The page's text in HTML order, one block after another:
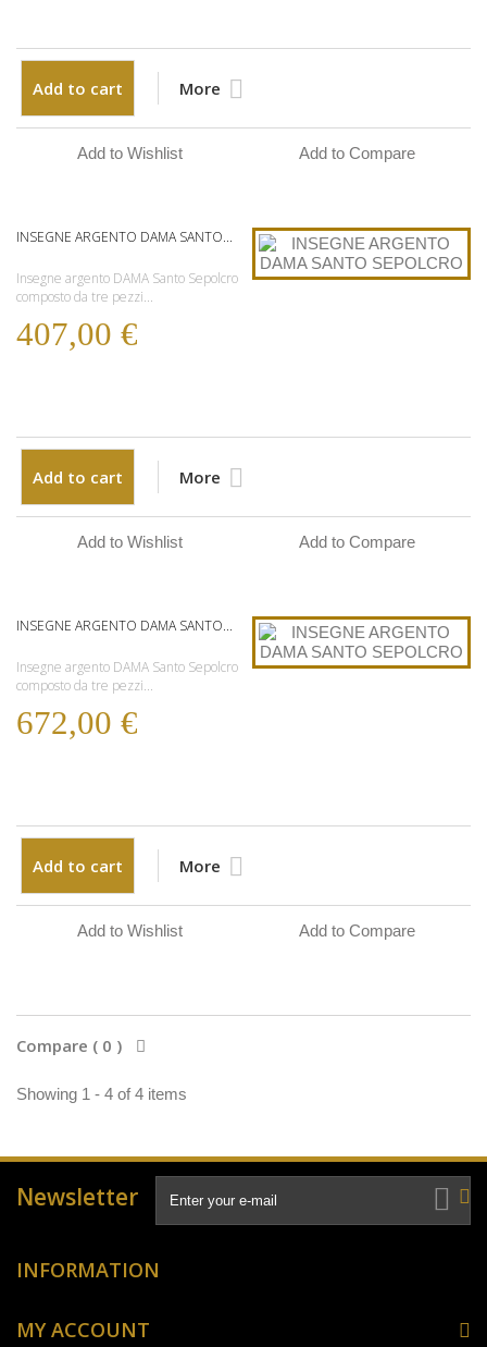
Add to cart More
Add to Wishlist Add to Compare
INSEGNE ARGENTO DAMA SANTO...
Insegne argento DAMA Santo Sepolcro
composto da tre pezzi...
407,00 €
Add to cart More
Add to Wishlist Add to Compare
INSEGNE ARGENTO DAMA SANTO...
Insegne argento DAMA Santo Sepolcro
composto da tre pezzi...
672,00 €
Add to cart More
Add to Wishlist Add to Compare
Compare ( 0 )
Showing 1 - 4 of 4 items
Newsletter
INFORMATION
MY ACCOUNT